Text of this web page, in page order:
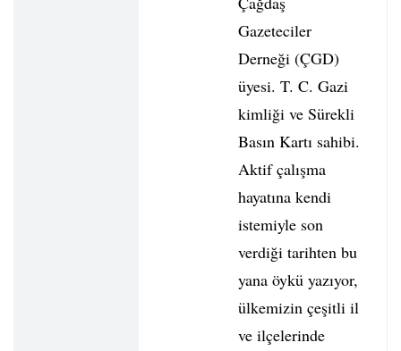
Gazeteciler
Derneği (ÇGD)
üyesi. T. C. Gazi
kimliği ve Sürekli
Basın Kartı sahibi.
Aktif çalışma
hayatına kendi
istemiyle son
verdiği tarihten bu
yana öykü yazıyor,
ülkemizin çeşitli il
ve ilçelerinde